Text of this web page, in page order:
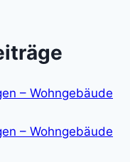
– Wohngebäude
– Wohngebäude